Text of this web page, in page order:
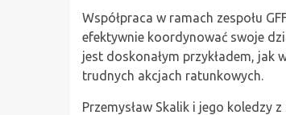
Współpraca w ramach zespołu
efektywnie koordynować swoje
jest doskonałym przykładem,
trudnych akcjach ratunkowych.
Przemysław Skalik i jego koledzy